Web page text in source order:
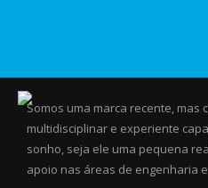
Somos uma marca recente, mas
multidisciplinar e experiente
sonho, seja ele uma pequena
apoio nas áreas de engenharia